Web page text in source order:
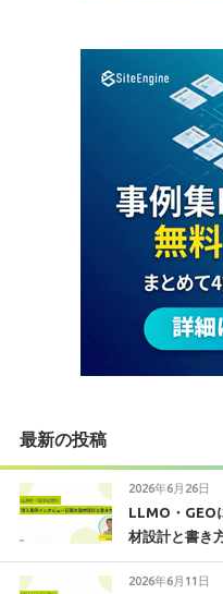
最新の投稿
2026年6月26日
LLMO・GEO
材設計と書き
2026年6月11日